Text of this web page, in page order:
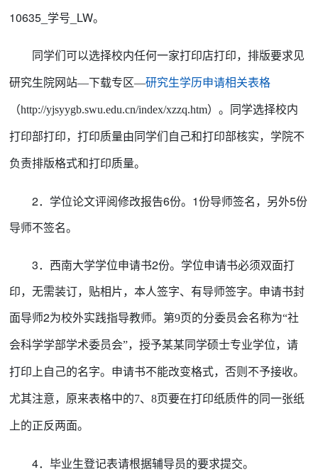
10635_学号_LW。
同学们可以选择校内任何一家打印店打印，排版要求见
研究生院网站—下载专 区—研究生学历申请相关表格
（http://yjsyygb.swu.edu.cn/index/xzzq.htm）。同学选择校内
打印部打印，打印质量由同学们自己和打印部核实，学院不
负责排版格式和打印质量。
2．学位论文评阅修改报告6份。1份导师签名，另外5份
导师不签名。
3．西南大学学位申请书2份。学位申请书必须双面打
印，无需装订，贴相片，本人签字、有导师签字。 申请书封
面导师2为校外实践指导教师。 第9页的分委员会名称为“社
会科学学部学术委员会”，授予某某同学硕士专业学位，请
打印上自己的名字。
申请书不能改变格式，否则不予接收。
尤其注意，原来表格中的7、8页要在打印纸质件的同一张纸
上的正反两面。
4．毕业生登记表请根据辅导员的要求提交。